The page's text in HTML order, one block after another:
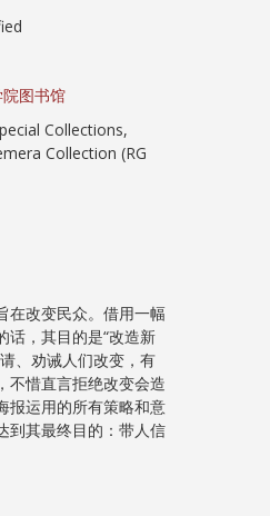
图书馆
Collections,
Collection (RG
在改变民众。借用一幅
话，其目的是“改造新
、劝诫人们改变，有
不惜直言拒绝改变会造
报运用的所有策略和意
到其最终目的：带人信